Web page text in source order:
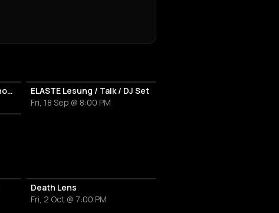
Fosca & Samt + Mia Gjakonovski + Paulina Panik
ELASTE Lesung / Talk / DJ Set
Fri, 18 Sep @ 8:00 PM
Death Lens
Fri, 2 Oct @ 7:00 PM